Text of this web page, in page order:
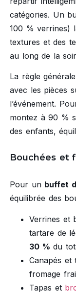
catégories. Un
100 % verrines)
textures et des
au long de la
La règle
avec les pièces
l’événement.
montez à 90 %
des enfants,
Bouchées et
Pour un buffet
équilibrée des
Verrines et
tartare de
30 % du
Canapés et
fromage
Tapas et